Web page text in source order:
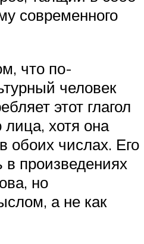
современного
что по-
человек
этот глагол
хотя она
обоих числах. Его
в произведениях
но
а не как